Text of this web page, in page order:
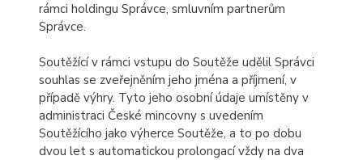
rámci holdingu Správce, smluvním partnerům
Správce.
Soutěžící v rámci vstupu do Soutěže udělil Správci
souhlas se zveřejněním jeho jména a příjmení, v
případě výhry. Tyto jeho osobní údaje umístěny v
administraci České mincovny s uvedením
Soutěžícího jako výherce Soutěže, a to po dobu
dvou let s automatickou prolongací vždy na dva